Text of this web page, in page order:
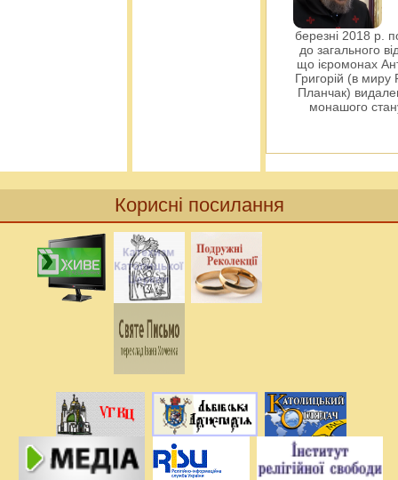
березні 2018 р.
до загального
що ієромонах
Григорій (в миру
Планчак)
монашого
Корисні посилання